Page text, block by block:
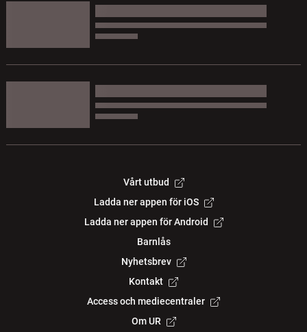
Vårt utbud
Ladda ner appen för iOS
Ladda ner appen för Android
Barnlås
Nyhetsbrev
Kontakt
Access och mediecentraler
Om UR